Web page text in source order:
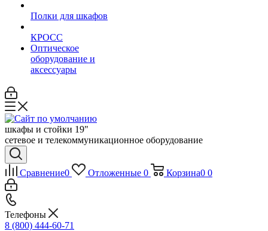
Полки для шкафов
КРОСС
Оптическое
оборудование и
аксессуары
шкафы и стойки 19"
сетевое и телекоммуникационное оборудование
Сравнение0 Отложенные 0 Корзина0 0
Телефоны
8 (800) 444-60-71